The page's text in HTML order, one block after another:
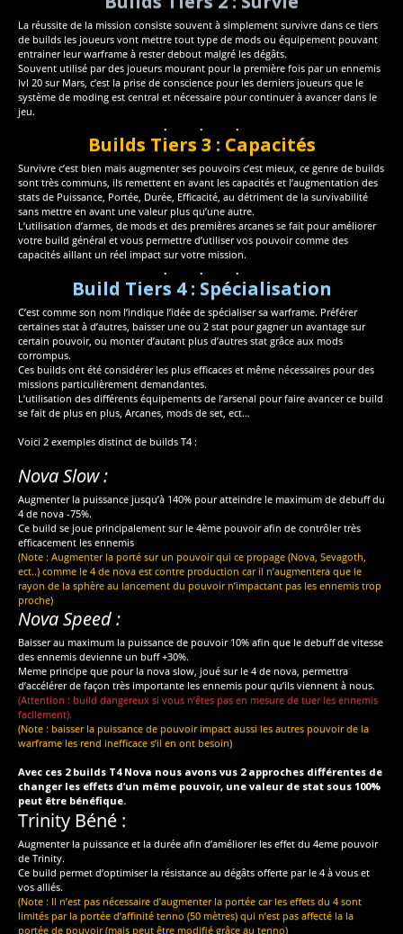
La réussite de la mission consiste souvent à simplement survivre dans ce tiers
de builds les joueurs vont mettre tout type de mods ou équipement pouvant
entrainer leur warframe à rester debout malgré les dégâts.
Souvent utilisé par des joueurs mourant pour la première fois par un ennemis
lvl 20 sur Mars, c’est la prise de conscience pour les derniers joueurs que le
système de moding est central et nécessaire pour continuer à avancer dans le
jeu.
Builds Tiers 3 : Capacités
Survivre c’est bien mais augmenter ses pouvoirs c’est mieux, ce genre de builds
sont très communs, ils remettent en avant les capacités et l’augmentation des
stats de Puissance, Portée, Durée, Efficacité, au détriment de la survivabilité
sans mettre en avant une valeur plus qu’une autre.
L’utilisation d’armes, de mods et des premières arcanes se fait pour améliorer
votre build général et vous permettre d’utiliser vos pouvoir comme des
capacités aillant un réel impact sur votre mission.
Build Tiers 4 : Spécialisation
C’est comme son nom l’indique l’idée de spécialiser sa warframe. Préférer
certaines stat à d’autres, baisser une ou 2 stat pour gagner un avantage sur
certain pouvoir, ou monter d’autant plus d’autres stat grâce aux mods
corrompus.
Ces builds ont été considérer les plus efficaces et même nécessaires pour des
missions particulièrement demandantes.
L’utilisation des différents équipements de l’arsenal pour faire avancer ce build
se fait de plus en plus, Arcanes, mods de set, ect…
Voici 2 exemples distinct de builds T4 :
Nova Slow :
Augmenter la puissance jusqu’à 140% pour atteindre le maximum de debuff du
4 de nova -75%.
Ce build se joue principalement sur le 4ème pouvoir afin de contrôler très
efficacement les ennemis
(Note : Augmenter la porté sur un pouvoir qui ce propage (Nova, Sevagoth,
ect..) comme le 4 de nova est contre production car il n’augmentera que le
rayon de la sphère au lancement du pouvoir n’impactant pas les ennemis trop
proche)
Nova Speed :
Baisser au maximum la puissance de pouvoir 10% afin que le debuff de vitesse
des ennemis devienne un buff +30%.
Meme principe que pour la nova slow, joué sur le 4 de nova, permettra
d’accélérer de façon très importante les ennemis pour qu’ils viennent à nous.
(Attention : build dangereux si vous n’êtes pas en mesure de tuer les ennemis
facilement).
(Note : baisser la puissance de pouvoir impact aussi les autres pouvoir de la
warframe les rend inefficace s’il en ont besoin)
Avec ces 2 builds T4 Nova nous avons vus 2 approches différentes de
changer les effets d’un même pouvoir, une valeur de stat sous 100%
peut être bénéfique.
Trinity Béné :
Augmenter la puissance et la durée afin d’améliorer les effet du 4eme pouvoir
de Trinity.
Ce build permet d’optimiser la résistance au dégâts offerte par le 4 à vous et
vos alliés.
(Note : Il n’est pas nécessaire d’augmenter la portée car les effets du 4 sont
limités par la portée d’affinité tenno (50 mètres) qui n’est pas affecté la la
portée de pouvoir (mais peut être modifié grâce au tenno)